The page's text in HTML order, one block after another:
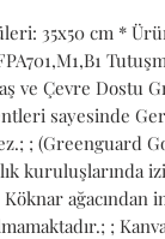
35x50 cm *
ve Çevre Dostu
sayesinde
; (Greenguard
kuruluşlarında
Köknar ağacından
;